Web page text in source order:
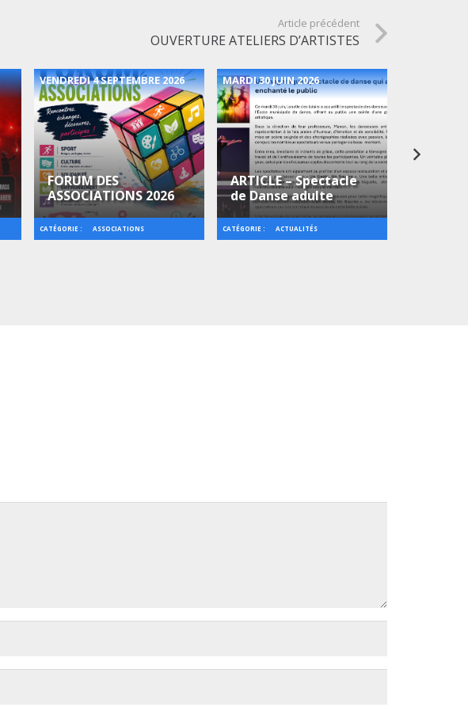
Article précédent
OUVERTURE ATELIERS D’ARTISTES
VENDREDI 4 SEPTEMBRE 2026
CATÉGORIE : ASSOCIATIONS
FORUM DES
ASSOCIATIONS 2026
MARDI 30 JUIN 2026
CATÉGORIE : ACTUALITÉS
ARTICLE – Spectacle
de Danse adulte